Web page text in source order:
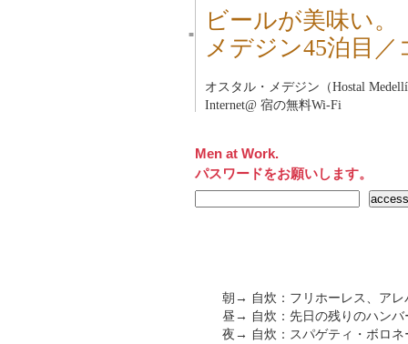
■
ビールが美味い。
メデジン45泊目
オスタル・メデジン（Hostal
Internet@ 宿の無料Wi-Fi
Men at Work.
パスワードをお願いします。
朝→ 自炊：フリホーレス、アレ
昼→ 自炊：先日の残りのハンバ
夜→ 自炊：スパゲティ・ボロネ